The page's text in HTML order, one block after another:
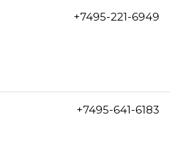
+7495-221-6949
+7495-641-6183